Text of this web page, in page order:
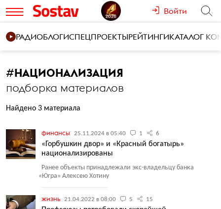
Войти
РАДИОБЛОГИСПЕЦПРОЕКТЫРЕЙТИНГИКАТАЛОГ
#НАЦИОНАЛИЗАЦИЯ
подборка материалов
Найдено 3 материала
финансы 25.11.2024 в 05:40 1 6
«Горбушкин двор» и «Красный богатырь»
национализированы
Ранее объекты принадлежали экс-владельцу банка
«Югра» Алексею Хотину
жизнь 21.04.2022 в 08:00 5 15